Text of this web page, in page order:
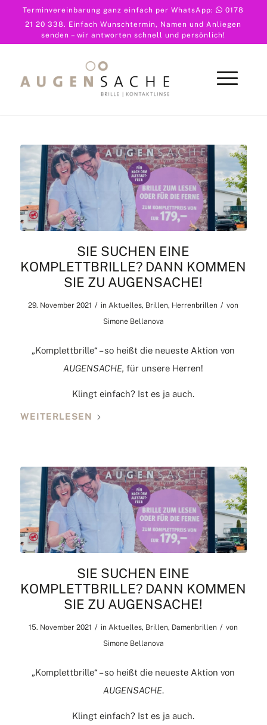
Terminvereinbarung ganz einfach per WhatsApp:
0178
21 20 338. Einfach Wunschtermin, Namen und Anliegen
senden – wir antworten schnell und persönlich!
SIE SUCHEN EINE
KOMPLETTBRILLE? DANN KOMMEN
SIE ZU AUGENSACHE!
29. November 2021 / inAktuelles, Brillen, Herrenbrillen / von
Simone Bellanova
„Komplettbrille“ – so heißt die neueste Aktion von
AUGENSACHE,für unsere Herren!
Klingt einfach? Ist es ja auch.
WEITERLESEN
SIE SUCHEN EINE
KOMPLETTBRILLE? DANN KOMMEN
SIE ZU AUGENSACHE!
15. November 2021 / inAktuelles, Brillen, Damenbrillen / von
Simone Bellanova
„Komplettbrille“ – so heißt die neueste Aktion von
AUGENSACHE.
Klingt einfach? Ist es ja auch.